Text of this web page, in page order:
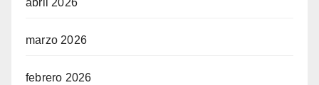
abril 2026
marzo 2026
febrero 2026